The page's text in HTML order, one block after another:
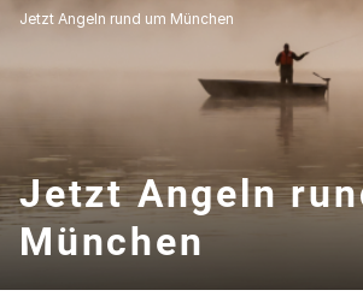
Jetzt Angeln rund um München
Jetzt Angeln
München